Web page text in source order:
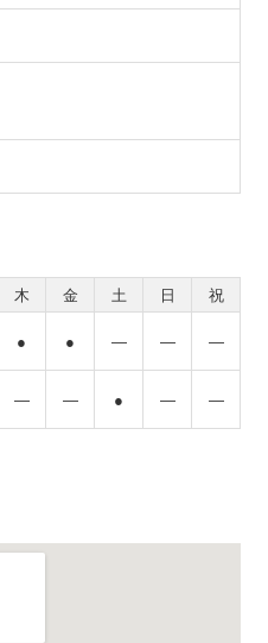
木 金 土 日
祝
● ● ― ― ―
― ― ● ― ―